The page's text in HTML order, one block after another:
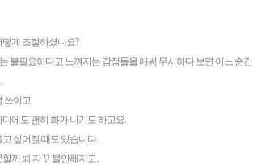
게 조절하셨나요?
불필요하다고 느껴지는 감정들을 애써 무시하다 보면 어느 순간
쓰이고
에도 괜히 화가 나기도 하고요.
싶어질 때도 있습니다.
까 봐 자꾸 불안해지고..